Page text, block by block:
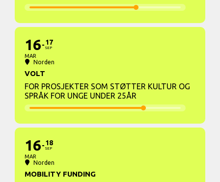
16
MAR
17
SEP
Norden
VOLT
FOR PROSJEKTER SOM STØTTER KULTUR OG
SPRÅK FOR UNGE UNDER 25ÅR
16
MAR
18
SEP
Norden
MOBILITY FUNDING